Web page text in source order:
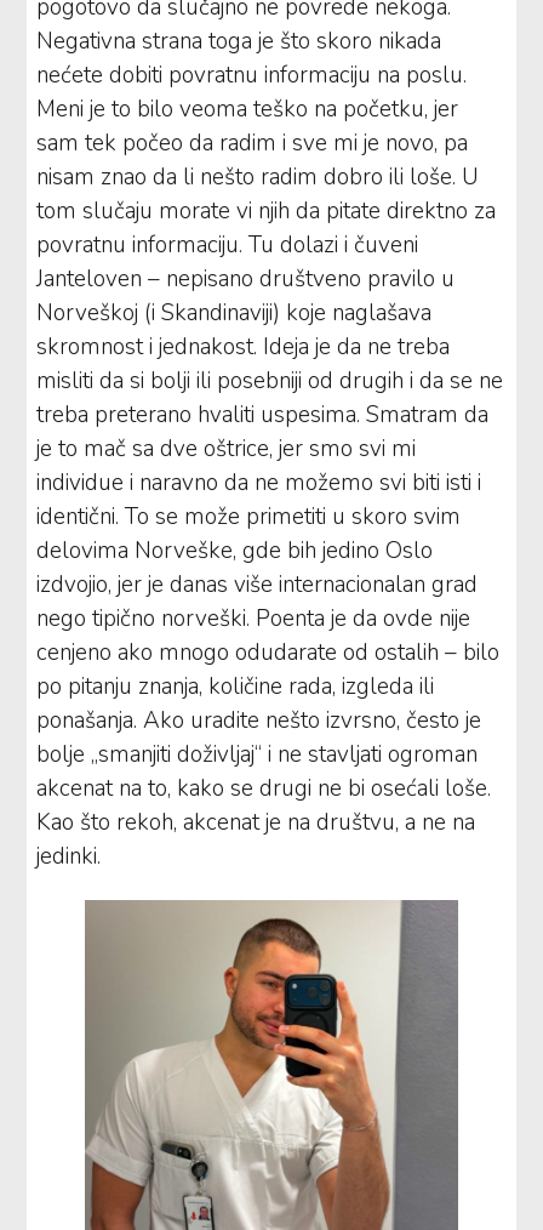
pogotovo da slučajno ne povrede nekoga.
Negativna strana toga je što skoro nikada
nećete dobiti povratnu informaciju na poslu.
Meni je to bilo veoma teško na početku, jer
sam tek počeo da radim i sve mi je novo, pa
nisam znao da li nešto radim dobro ili loše. U
tom slučaju morate vi njih da pitate direktno za
povratnu informaciju. Tu dolazi i čuveni
Janteloven – nepisano društveno pravilo u
Norveškoj (i Skandinaviji) koje naglašava
skromnost i jednakost. Ideja je da ne treba
misliti da si bolji ili posebniji od drugih i da se ne
treba preterano hvaliti uspesima. Smatram da
je to mač sa dve oštrice, jer smo svi mi
individue i naravno da ne možemo svi biti isti i
identični. To se može primetiti u skoro svim
delovima Norveške, gde bih jedino Oslo
izdvojio, jer je danas više internacionalan grad
nego tipično norveški. Poenta je da ovde nije
cenjeno ako mnogo odudarate od ostalih – bilo
po pitanju znanja, količine rada, izgleda ili
ponašanja. Ako uradite nešto izvrsno, često je
bolje „smanjiti doživljaj“ i ne stavljati ogroman
akcenat na to, kako se drugi ne bi osećali loše.
Kao što rekoh, akcenat je na društvu, a ne na
jedinki.